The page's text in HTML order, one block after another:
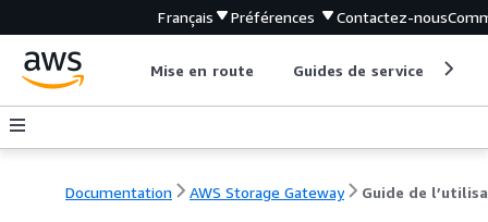
Français Préférences Contactez-nous
Mise en route Guides de service
Documentation AWS Storage Gateway